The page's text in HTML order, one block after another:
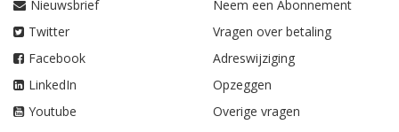
Nieuwsbrief
Twitter
Facebook
LinkedIn
Youtube
Neem een Abonnement
Vragen over betaling
Adreswijziging
Opzeggen
Overige vragen